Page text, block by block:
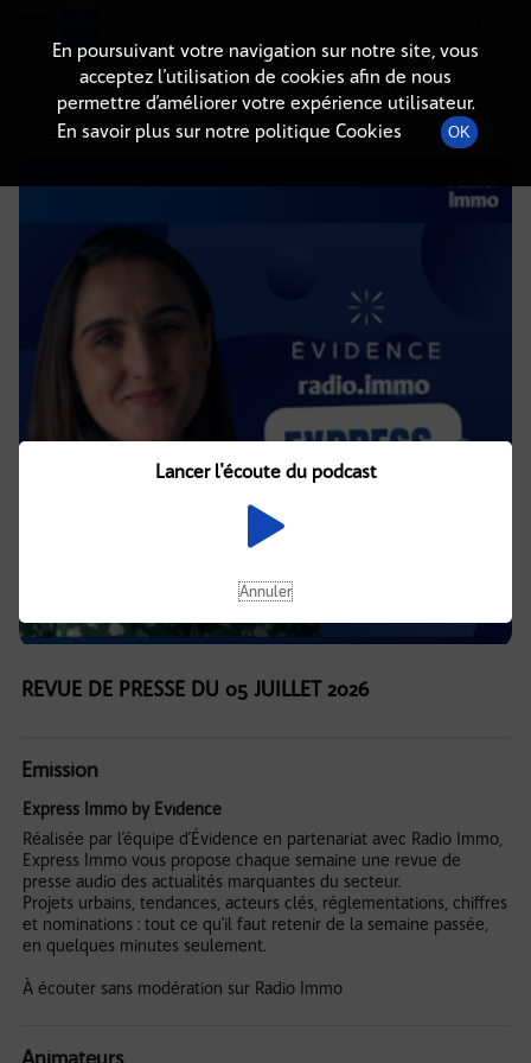
DÉTAILS DE L'ÉPISODE
5 juillet 2026à 6h30, durée : 2 minutes
REVUE DE PRESSE DU 05 JUILLET 2026
Emission
Express Immo by Evidence
Réalisée par l’équipe d’Évidence en partenariat avec Radio Immo,
Express Immo vous propose chaque semaine une revue de
presse audio des actualités marquantes du secteur.
Projets urbains, tendances, acteurs clés, réglementations, chiffres
et nominations : tout ce qu’il faut retenir de la semaine passée,
en quelques minutes seulement.
À écouter sans modération sur Radio Immo
Animateurs
En poursuivant votre navigation sur notre site, vous
acceptez l’utilisation de cookies afin de nous
permettre d’améliorer votre expérience utilisateur.
En savoir plus sur notre politique Cookies
OK
Lancer l'écoute du podcast
Annuler